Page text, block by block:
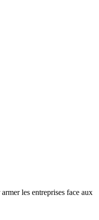
les entreprises face aux